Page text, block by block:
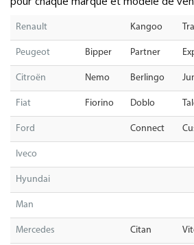
Renault Kangoo
Peugeot Bipper Partner
Citroën Nemo Berlingo
Fiat Fiorino Doblo
Ford Connect
Iveco
Hyundai
Man
Mercedes Citan